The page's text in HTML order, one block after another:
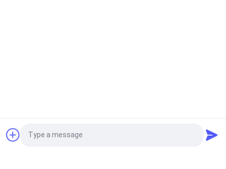
Alimentation De
Chauffage Par
Demandez un devis